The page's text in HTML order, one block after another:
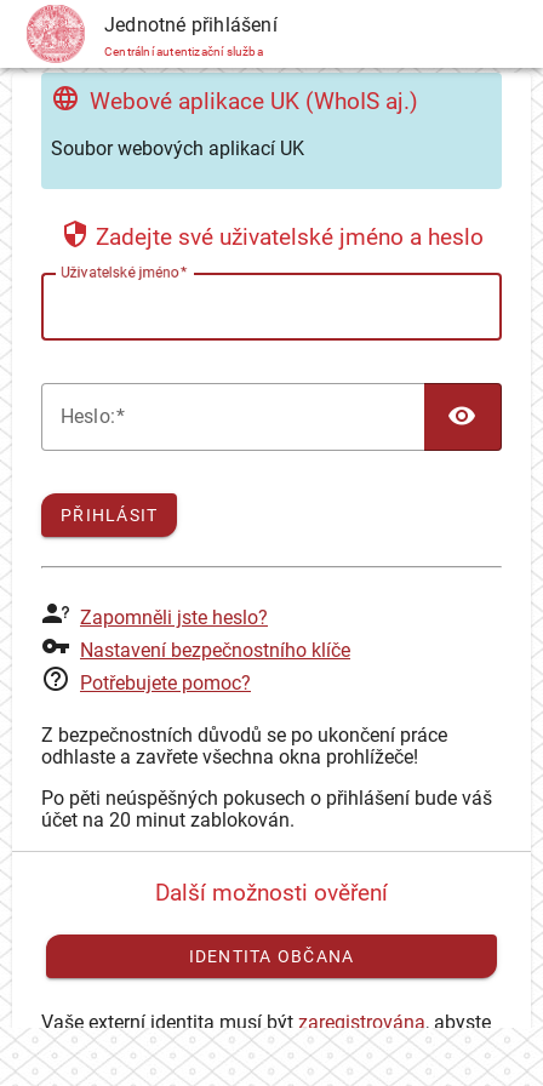
CAS Jednotné přihlášení
Centrální autentizační služba
Webové aplikace UK (WhoIS aj.)
Soubor webových aplikací UK
Zadejte své uživatelské jméno a heslo
Uživatelské jméno
Heslo:
PŘIHLÁSIT
Zapomněli jste heslo?
Nastavení bezpečnostního klíče
Potřebujete pomoc?
Z bezpečnostních důvodů se po ukončení práce
odhlaste a zavřete všechna okna prohlížeče!
Po pěti neúspěšných pokusech o přihlášení bude váš
účet na 20 minut zablokován.
Další možnosti ověření
IDENTITA OBČANA
Vaše externí identita musí být zaregistrována, abyste
se mohli přihlásit ke svému CAS účtu.